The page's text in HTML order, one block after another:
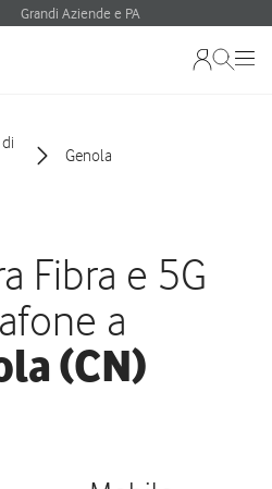
Grandi Aziende e PA
Genola
Fibra e 5G
a
(CN)